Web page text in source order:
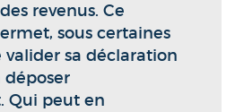
revenus. Ce
sous certaines
valider sa déclaration
déposer
Qui peut en